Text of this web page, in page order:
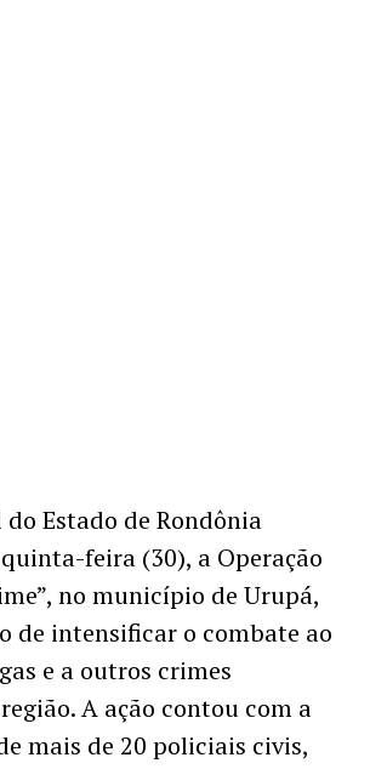
Estado de Rondônia
feira (30), a Operação
no município de Urupá,
de intensificar o combate ao
e a outros crimes
A ação contou com a
mais de 20 policiais civis,